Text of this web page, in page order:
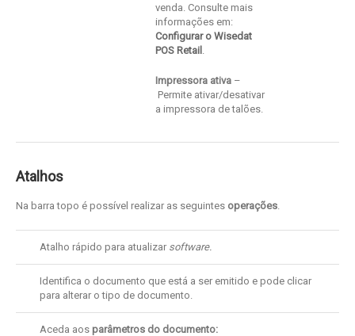
venda. Consulte mais
informações em:
Configurar o Wisedat
POS Retail .
Impressora ativa –
Permite ativar/desativar
a impressora de talões.
Atalhos
Na barra topo é possível realizar as seguintes operações.
Atalho rápido para atualizar software.
Identifica o documento que está a ser emitido e pode clicar
para alterar o tipo de documento.
Aceda aos parâmetros do documento: